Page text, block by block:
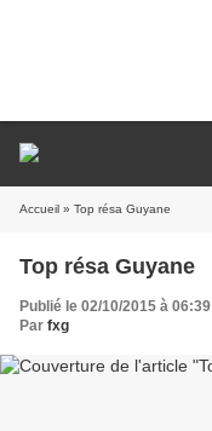
Accueil » Top résa Guyane
Top résa Guyane
Publié le 02/10/2015 à 06:39
Par fxg